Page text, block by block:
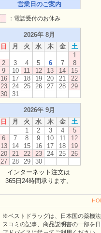
営業日のご案内
：電話受付のお休み
2026年 8月
日
月 火 水 木 金
土
1
2
3 4 5 6 7
8
9
10 11 12 13 14
15
16
17 18 19 20 21
22
23
24 25 26 27 28
29
30
31
2026年 9月
日
月 火 水 木 金
土
1
2 3 4
5
6
7 8 9 10 11
12
13
14 15 16 17 18
19
20
21 22 23 24 25
26
27
28 29
30
インターネット注文は
365日24時間承ります。
※ベストドラッグは、日本国の薬機
スコミの記事、商品説明書の一部を